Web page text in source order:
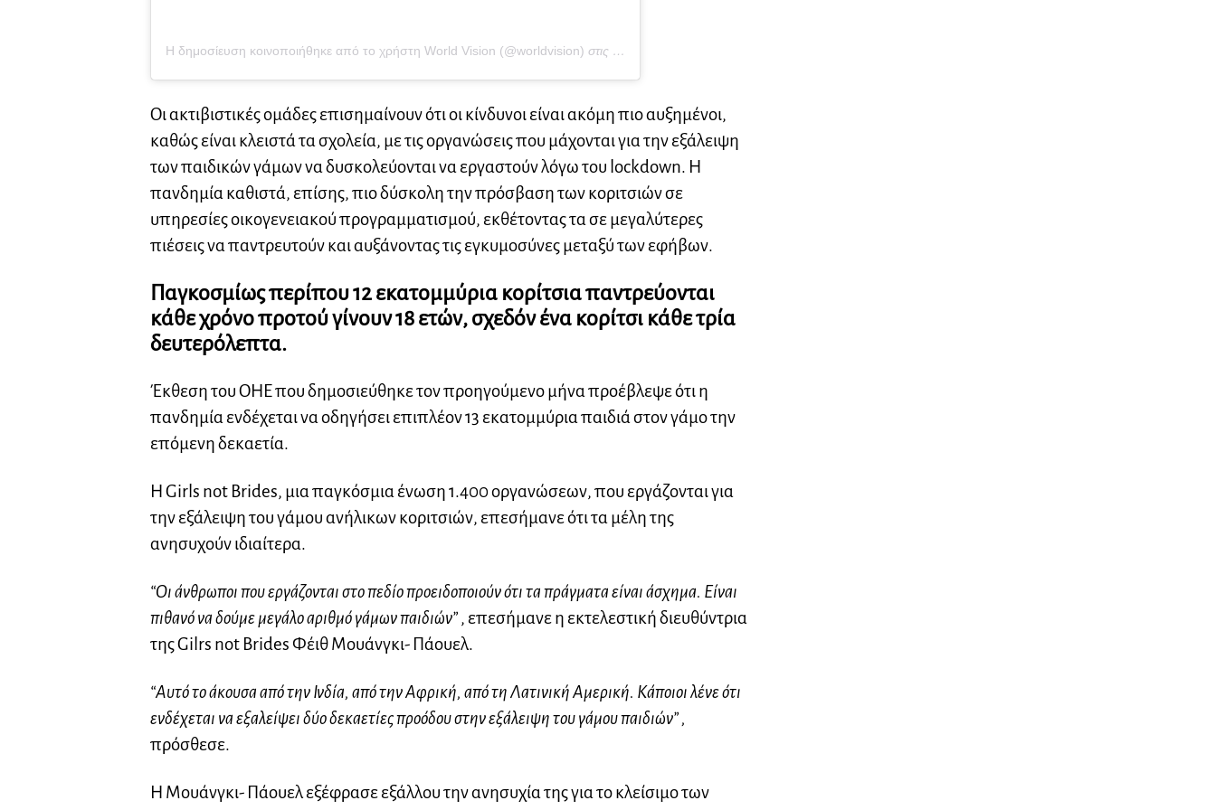
Η δημοσίευση κοινοποιήθηκε από το χρήστη World Vision (@worldvision) στις 15 Μάι, 2020 στις 1:46 πμ PDT
Οι ακτιβιστικές ομάδες επισημαίνουν ότι οι κίνδυνοι είναι ακόμη πιο αυξημένοι,
καθώς είναι κλειστά τα σχολεία, με τις οργανώσεις που μάχονται για την εξάλειψη
των παιδικών γάμων να δυσκολεύονται να εργαστούν λόγω του lockdown. Η
πανδημία καθιστά, επίσης, πιο δύσκολη την πρόσβαση των κοριτσιών σε
υπηρεσίες οικογενειακού προγραμματισμού, εκθέτοντας τα σε μεγαλύτερες
πιέσεις να παντρευτούν και αυξάνοντας τις εγκυμοσύνες μεταξύ των εφήβων.
Παγκοσμίως περίπου 12 εκατομμύρια κορίτσια παντρεύονται
κάθε χρόνο προτού γίνουν 18 ετών, σχεδόν ένα κορίτσι κάθε τρία
δευτερόλεπτα.
Έκθεση του ΟΗΕ που δημοσιεύθηκε τον προηγούμενο μήνα προέβλεψε ότι η
πανδημία ενδέχεται να οδηγήσει επιπλέον 13 εκατομμύρια παιδιά στον γάμο την
επόμενη δεκαετία.
Η Girls not Brides, μια παγκόσμια ένωση 1.400 οργανώσεων, που εργάζονται για
την εξάλειψη του γάμου ανήλικων κοριτσιών, επεσήμανε ότι τα μέλη της
ανησυχούν ιδιαίτερα.
“Οι άνθρωποι που εργάζονται στο πεδίο προειδοποιούν ότι τα πράγματα είναι άσχημα. Είναι
πιθανό να δούμε μεγάλο αριθμό γάμων παιδιών”, επεσήμανε η εκτελεστική διευθύντρια
της Gilrs not Brides Φέιθ Μουάνγκι- Πάουελ.
“Αυτό το άκουσα από την Ινδία, από την Αφρική, από τη Λατινική Αμερική. Κάποιοι λένε ότι
ενδέχεται να εξαλείψει δύο δεκαετίες προόδου στην εξάλειψη του γάμου παιδιών” ,
πρόσθεσε.
Η Μουάνγκι- Πάουελ εξέφρασε εξάλλου την ανησυχία της για το κλείσιμο των